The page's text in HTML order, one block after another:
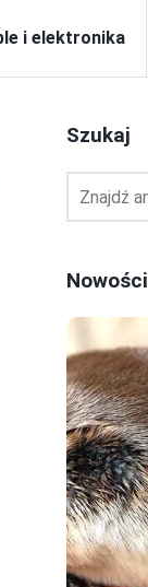
i elektronika
Szukaj
Nowości